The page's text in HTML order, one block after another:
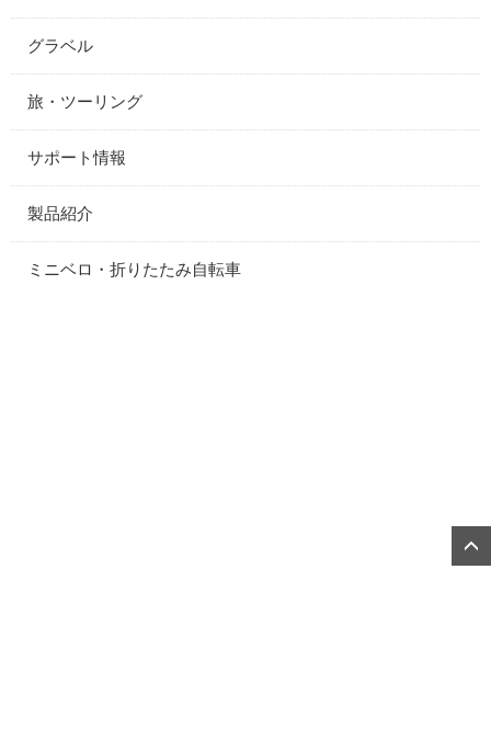
グラベル
旅・ツーリング
サポート情報
製品紹介
ミニベロ・折りたたみ自転車